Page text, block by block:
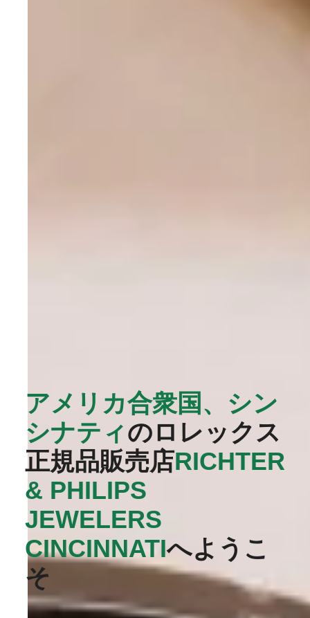
アメリカ合衆国、シン
シナティのロレックス
正規品販売店‭RICHTER
& PHILIPS
JEWELERS
CINCINNATI‬へようこ
そ